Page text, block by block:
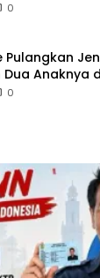
0
Pulangkan
Dua Anaknya
0